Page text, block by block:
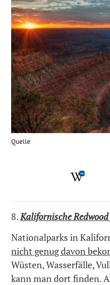
Quelle
8.Kalifornische
Nationalparks in
nicht genug davon
Wüsten, Wasserfälle,
kann man dort finden.